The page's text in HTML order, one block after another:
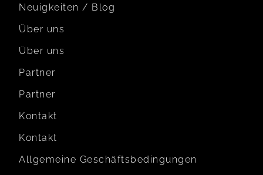
Neuigkeiten / Blog
Über uns
Über uns
Partner
Partner
Kontakt
Kontakt
Allgemeine Geschäftsbedingungen